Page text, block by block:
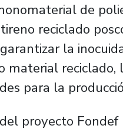
de
reciclado
la
material
para la
proyecto